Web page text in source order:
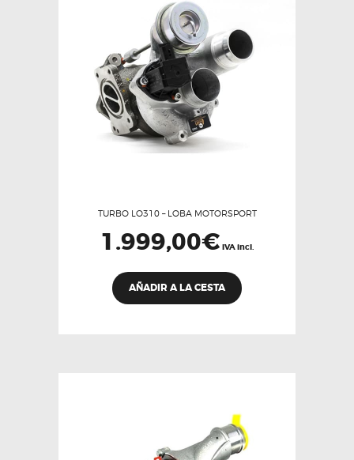
elegir
en
TURBO LO310 – LOBA MOTORSPORT
1.999,00€ IVA incl.
AÑADIR A LA CESTA